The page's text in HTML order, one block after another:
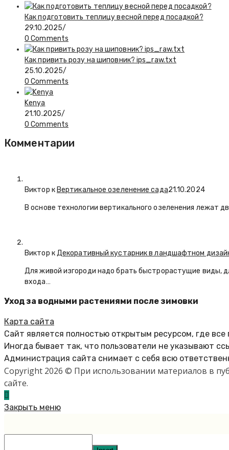
Как подготовить теплицу весной перед посадкой?
29.10.2025/
0 Comments
Как привить розу на шиповник? ips_raw.txt
25.10.2025/
0 Comments
Kenya
21.10.2025/
0 Comments
Комментарии
Виктор кВертикальное озеленение сада21.10.2024
В основе технологии вертикального озеленения лежат
Виктор кДекоративный кустарник в ландшафтном
Для живой изгороди надо брать быстрорастущие виды,
входа…
Уход за водными растениями после зимовки
Карта сайта
Сайт является полностью открытым ресурсом, где
Иногда бывает так, что пользователи не указывают
Администрация сайта снимает с себя всю
Copyright 2026 © При использовании материалов в
сайте.
Закрыть меню